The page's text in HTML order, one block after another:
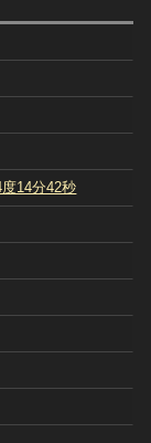
14分42秒